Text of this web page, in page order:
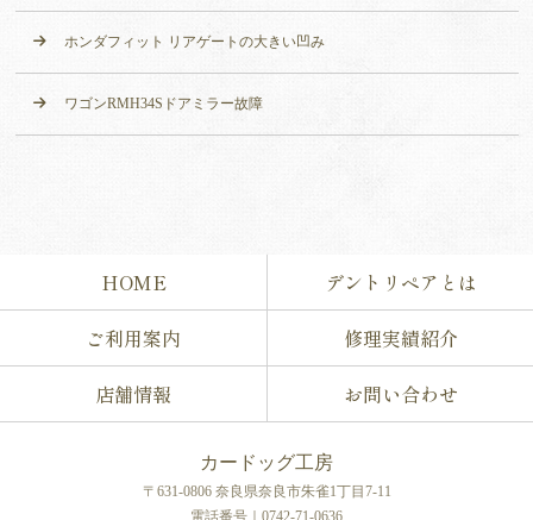
ホンダフィット リアゲートの大きい凹み
ワゴンRMH34Sドアミラー故障
HOME
デントリペアとは
ご利用案内
修理実績紹介
店舗情報
お問い合わせ
カードッグ工房
〒631-0806 奈良県奈良市朱雀1丁目7-11